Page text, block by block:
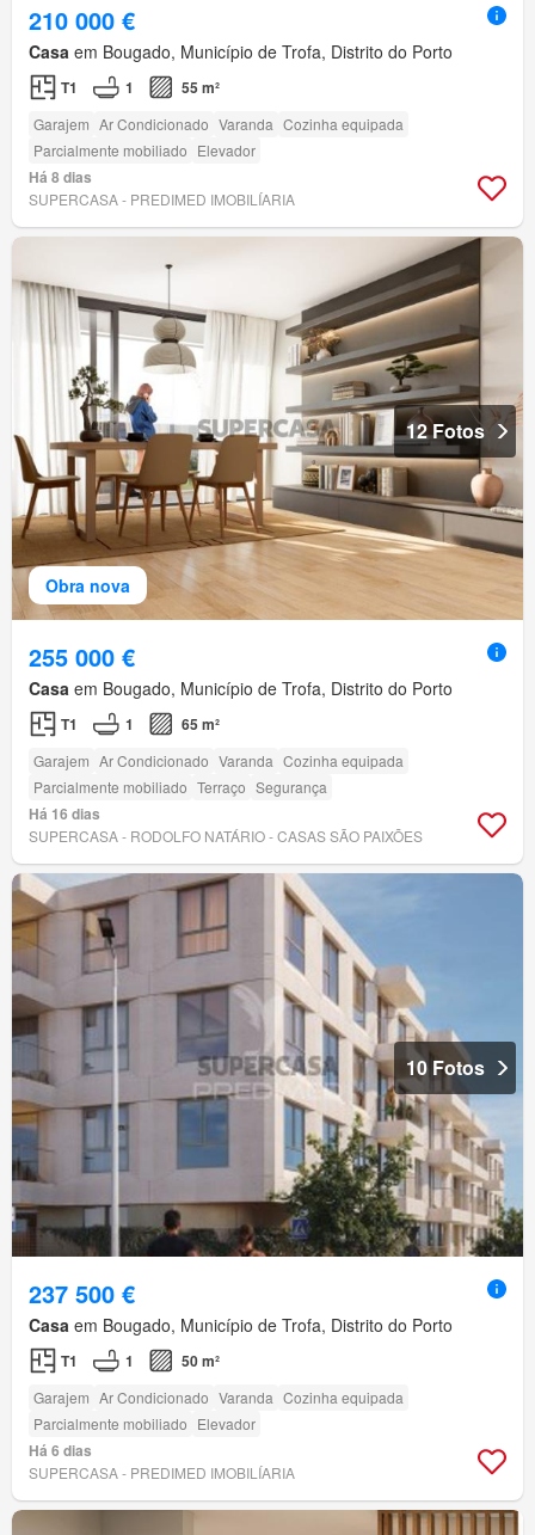
210 000 €
Casa em Bougado, Município de Trofa, Distrito do Porto
T1 1 55 m²
Garajem Ar Condicionado Varanda Cozinha equipada
Parcialmente mobiliado Elevador
Há 8 dias
SUPERCASA - PREDIMED IMOBILÍARIA
Obra nova
12 Fotos
255 000 €
Casa em Bougado, Município de Trofa, Distrito do Porto
T1 1 65 m²
Garajem Ar Condicionado Varanda Cozinha equipada
Parcialmente mobiliado Terraço Segurança
Há 16 dias
SUPERCASA - RODOLFO NATÁRIO - CASAS SÃO PAIXÕES
10 Fotos
237 500 €
Casa em Bougado, Município de Trofa, Distrito do Porto
T1 1 50 m²
Garajem Ar Condicionado Varanda Cozinha equipada
Parcialmente mobiliado Elevador
Há 6 dias
SUPERCASA - PREDIMED IMOBILÍARIA